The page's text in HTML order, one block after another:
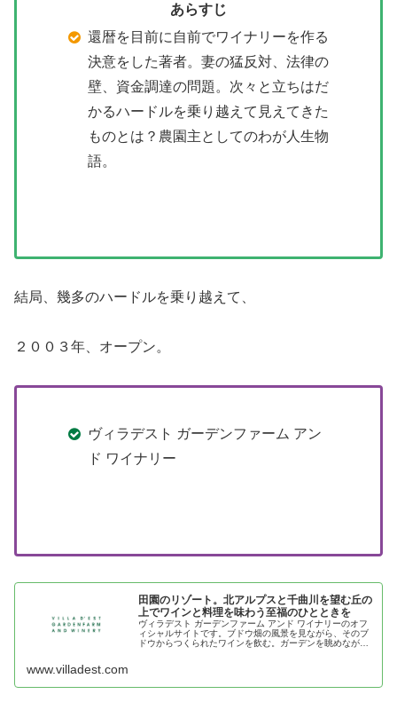
あらすじ
還暦を目前に自前でワイナリーを作る
決意をした著者。妻の猛反対、法律の
壁、資金調達の問題。次々と立ちはだ
かるハードルを乗り越えて見えてきた
ものとは？農園主としてのわが人生物
語。
結局、幾多のハードルを乗り越えて、
２００３年、オープン。
ヴィラデスト ガーデンファーム アン
ド ワイナリー
田園のリゾート。北アルプスと千曲川を望む丘の
上でワインと料理を味わう至福のひとときを
ヴィラデスト ガーデンファーム アンド ワイナリーのオフ
ィシャルサイトです。ブドウ畑の風景を見ながら、そのブ
ドウからつくられたワインを飲む。ガーデンを眺めなが
www.villadest.com